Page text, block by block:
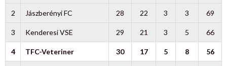
2 Jászberényi FC 28 22 3 3 69
3 Kenderesi VSE 29 21 3 5 66
4 TFC-Veteriner 30 17 5 8 56